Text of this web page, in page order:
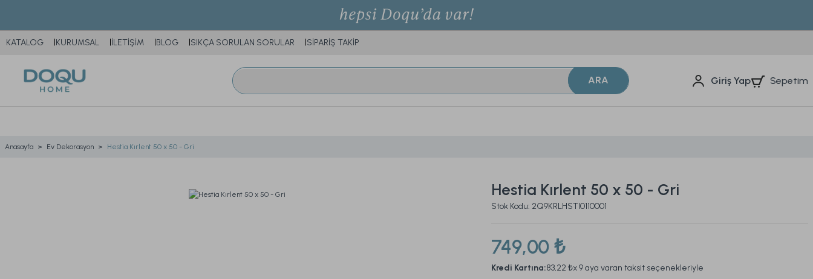
KATALOG KURUMSAL İLETİŞİM BLOG SIKÇA SORULAN SORULAR SİPARİŞ TAKİP
ARA Giriş Yap Sepetim
Anasayfa Ev Dekorasyon Hestia Kırlent 50 x 50 - Gri
Hestia Kırlent 50 x 50 - Gri
Stok Kodu: 2Q9KRLHSTI0110001
749,00 ₺
Kredi Kartına:83,22 ₺x 9 aya varan taksit seçenekleriyle